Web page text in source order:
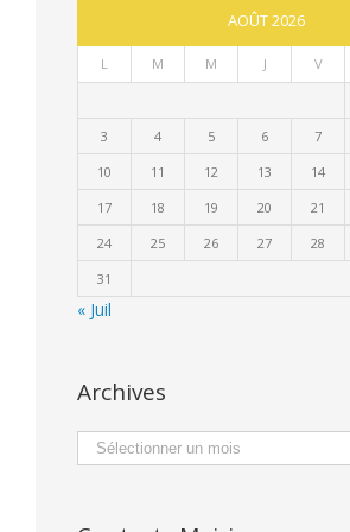
AOÛT 2026
L M M J V
3
4 5 6 7
10
11 12 13 14
17
18 19 20 21
24
25 26 27 28
31
« Juil
Archives
Archives